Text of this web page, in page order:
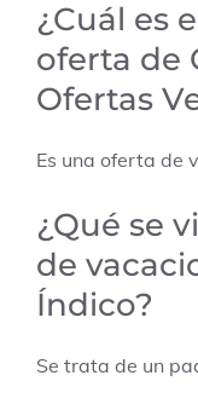
¿Cuál es
oferta de
Ofertas
Es una oferta de
¿Qué se
de
Índico?
Se trata de un